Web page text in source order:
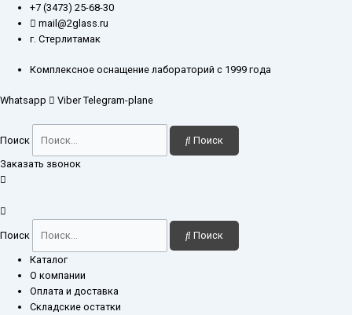
Перейти
содержимому
+7 (3473) 25-68-30
mail@2glass.ru
г. Стерлитамак
Комплексное оснащение лабораторий с 1999 года
Whatsapp Viber Telegram-plane
Поиск Поиск
Заказать звонок
Поиск Поиск
Каталог
О компании
Оплата и доставка
Складские остатки
Количество
товара
Пипетка
2-
50